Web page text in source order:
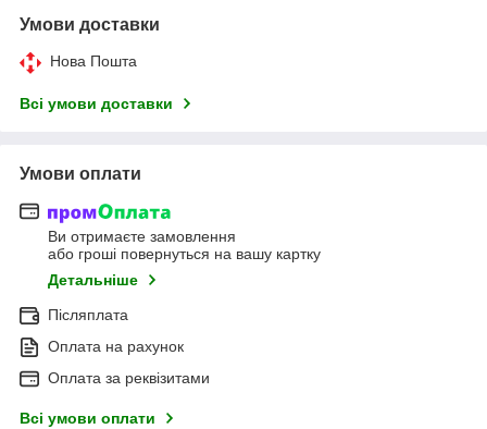
Умови доставки
Нова Пошта
Всі умови доставки
Умови оплати
Ви отримаєте замовлення
або гроші повернуться на вашу картку
Детальніше
Післяплата
Оплата на рахунок
Оплата за реквізитами
Всі умови оплати